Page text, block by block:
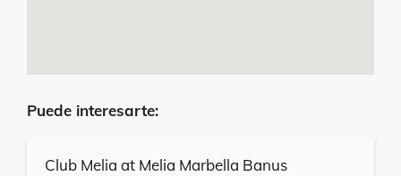
Puede interesarte:
Club Melia at Melia Marbella Banus